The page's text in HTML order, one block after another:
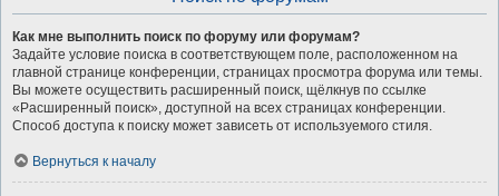
Как мне выполнить поиск по форуму или форумам?
Задайте условие поиска в соответствующем поле, расположенном на
главной странице конференции, страницах просмотра форума или темы.
Вы можете осуществить расширенный поиск, щёлкнув по ссылке
«Расширенный поиск», доступной на всех страницах конференции.
Способ доступа к поиску может зависеть от используемого стиля.
Вернуться к началу